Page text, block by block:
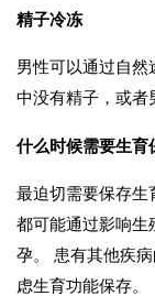
精子冷冻
男性可以通过自
中没有精子，或者
什么时候需要生育
最迫切需要保存生
都可能通过影响生
孕。 患有其他疾
虑生育功能保存。